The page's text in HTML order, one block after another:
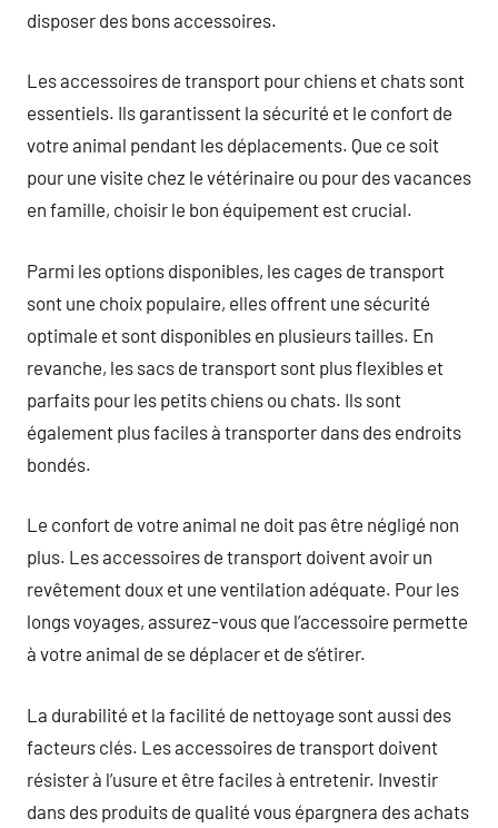
disposer des bons accessoires.
Les accessoires de transport pour chiens et chats sont
essentiels. Ils garantissent la sécurité et le confort de
votre animal pendant les déplacements. Que ce soit
pour une visite chez le vétérinaire ou pour des vacances
en famille, choisir le bon équipement est crucial.
Parmi les options disponibles, les cages de transport
sont une choix populaire, elles offrent une sécurité
optimale et sont disponibles en plusieurs tailles. En
revanche, les sacs de transport sont plus flexibles et
parfaits pour les petits chiens ou chats. Ils sont
également plus faciles à transporter dans des endroits
bondés.
Le confort de votre animal ne doit pas être négligé non
plus. Les accessoires de transport doivent avoir un
revêtement doux et une ventilation adéquate. Pour les
longs voyages, assurez-vous que l’accessoire permette
à votre animal de se déplacer et de s’étirer.
La durabilité et la facilité de nettoyage sont aussi des
facteurs clés. Les accessoires de transport doivent
résister à l’usure et être faciles à entretenir. Investir
dans des produits de qualité vous épargnera des achats